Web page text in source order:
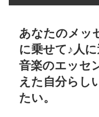
あなたのメッ
に乗せて♪人
音楽のエッセ
えた自分らし
たい。